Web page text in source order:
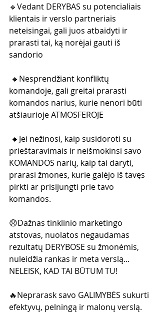
🔹Vedant DERYBAS su potencialiais
klientais ir verslo partneriais
neteisingai, gali juos atbaidyti ir
prarasti tai, ką norėjai gauti iš
sandorio
🔹Nesprendžiant konfliktų
komandoje, gali greitai prarasti
komandos narius, kurie nenori būti
atšiaurioje ATMOSFEROJE
🔹Jei nežinosi, kaip susidoroti su
prieštaravimais ir neišmokinsi savo
KOMANDOS narių, kaip tai daryti,
prarasi žmones, kurie galėjo iš tavęs
pirkti ar prisijungti prie tavo
komandos.
😞Dažnas tinklinio marketingo
atstovas, nuolatos negaudamas
rezultatų DERYBOSE su žmonėmis,
nuleidžia rankas ir meta verslą...
NELEISK, KAD TAI BŪTUM TU!
🔥Neprarask savo GALIMYBĖS sukurti
efektyvų, pelningą ir malonų verslą.